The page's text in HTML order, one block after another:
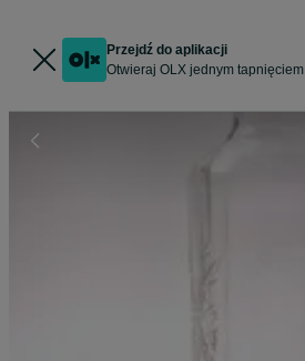
Przejdź do aplikacji
Otwieraj OLX jednym tapnięciem